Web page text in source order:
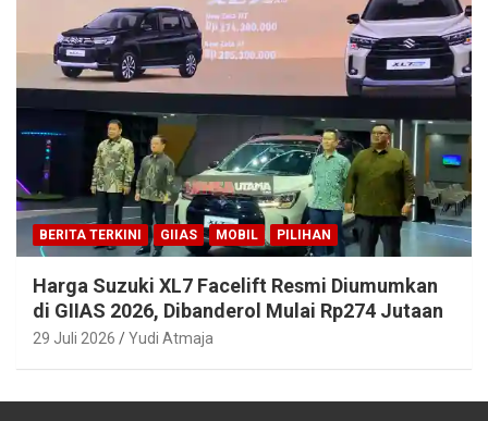
BERITA TERKINI GIIAS MOBIL PILIHAN
Harga Suzuki XL7 Facelift Resmi Diumumkan
di GIIAS 2026, Dibanderol Mulai Rp274 Jutaan
29 Juli 2026 Yudi Atmaja